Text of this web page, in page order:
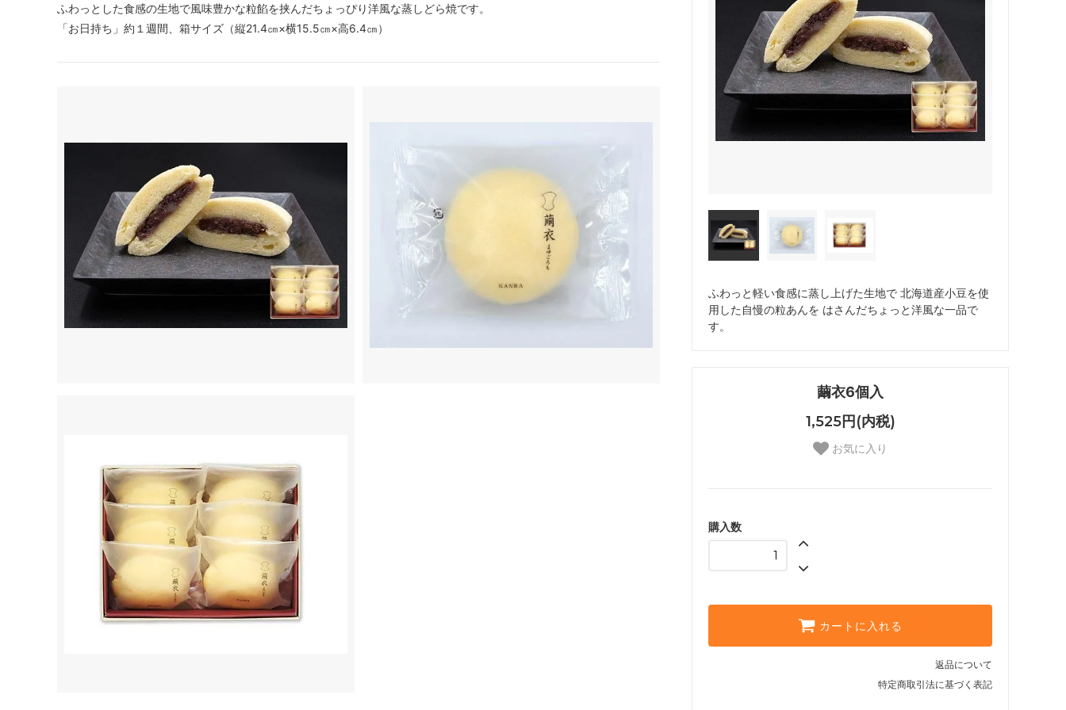
ふわっと軽い食感に蒸し上げた生地で 北海道産小豆を使
用した自慢の粒あんを はさんだちょっと洋風な一品で
す。
繭衣6個入
1,525円(内税)
お気に入り
購入数
カートに入れる
返品について
特定商取引法に基づく表記
ふわっとした食感の生地で風味豊かな粒餡を挟んだちょっぴり洋風な蒸しどら焼です。
「お日持ち」約１週間、箱サイズ（縦21.4㎝×横15.5㎝×高6.4㎝）